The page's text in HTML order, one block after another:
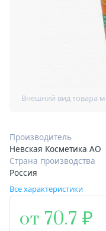
Производитель
Невская Косметика АО
Страна производства
Россия
Все характеристики
от 70.7